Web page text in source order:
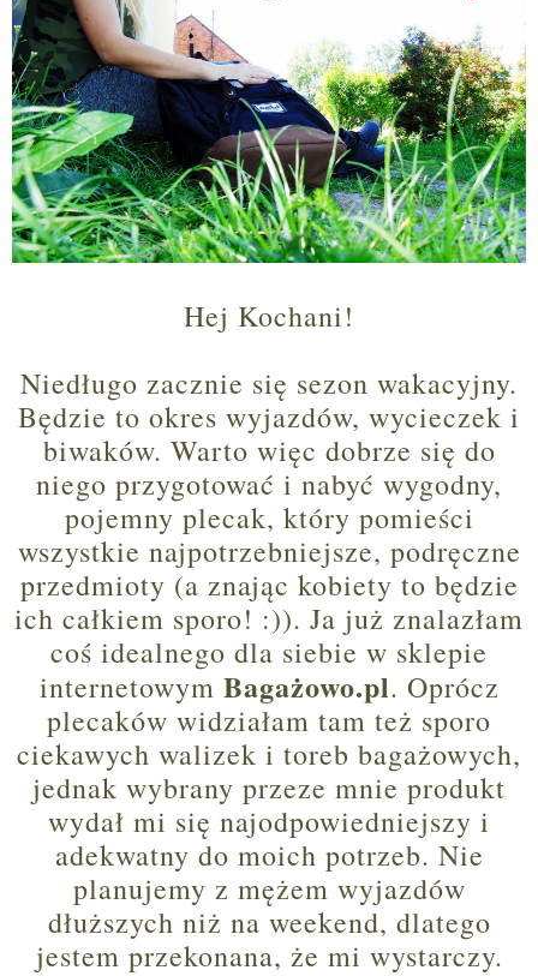
Hej Kochani!
Niedługo zacznie się sezon wakacyjny.
Będzie to okres wyjazdów, wycieczek i
biwaków. Warto więc dobrze się do
niego przygotować i nabyć wygodny,
pojemny plecak, który pomieści
wszystkie najpotrzebniejsze, podręczne
przedmioty (a znając kobiety to będzie
ich całkiem sporo! :)). Ja już znalazłam
coś idealnego dla siebie w sklepie
internetowym Bagażowo.pl. Oprócz
plecaków widziałam tam też sporo
ciekawych walizek i toreb bagażowych,
jednak wybrany przeze mnie produkt
wydał mi się najodpowiedniejszy i
adekwatny do moich potrzeb. Nie
planujemy z mężem wyjazdów
dłuższych niż na weekend, dlatego
jestem przekonana, że mi wystarczy.